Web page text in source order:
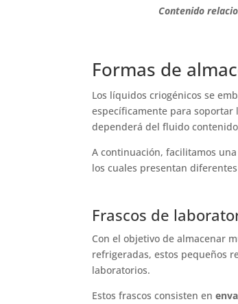
Contenido
Formas de
Los líquidos criogénicos se
específicamente para
dependerá del fluido
A continuación, facilitamos
los cuales presentan
Frascos de
Con el objetivo de almacenar
refrigeradas, estos pequeños
laboratorios.
Estos frascos consisten en